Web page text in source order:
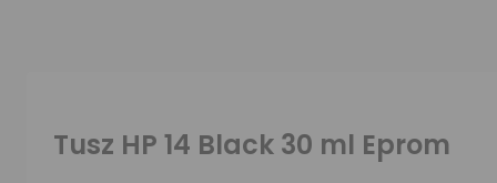
Tusz HP 14 Black 30 ml Eprom